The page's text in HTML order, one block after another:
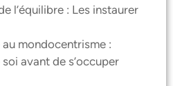
l’équilibre : Les instaurer
au mondocentrisme :
avant de s’occuper